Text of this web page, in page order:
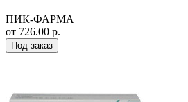
ПИК-ФАРМА
от 726.00 р.
Под заказ